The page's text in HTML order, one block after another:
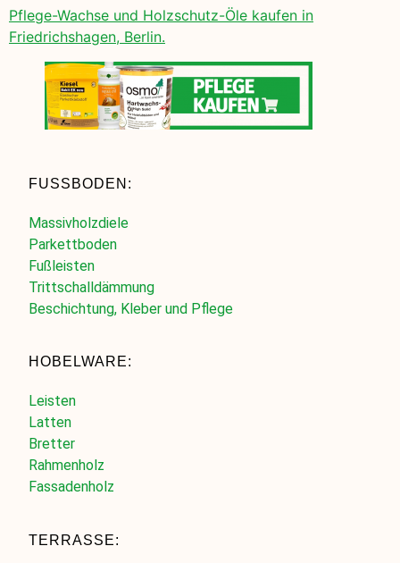
Pflege-Wachse und Holzschutz-Öle kaufen in
Friedrichshagen, Berlin.
FUSSBODEN:
Massivholzdiele
Parkettboden
Fußleisten
Trittschalldämmung
Beschichtung, Kleber und Pflege
HOBELWARE:
Leisten
Latten
Bretter
Rahmenholz
Fassadenholz
TERRASSE: